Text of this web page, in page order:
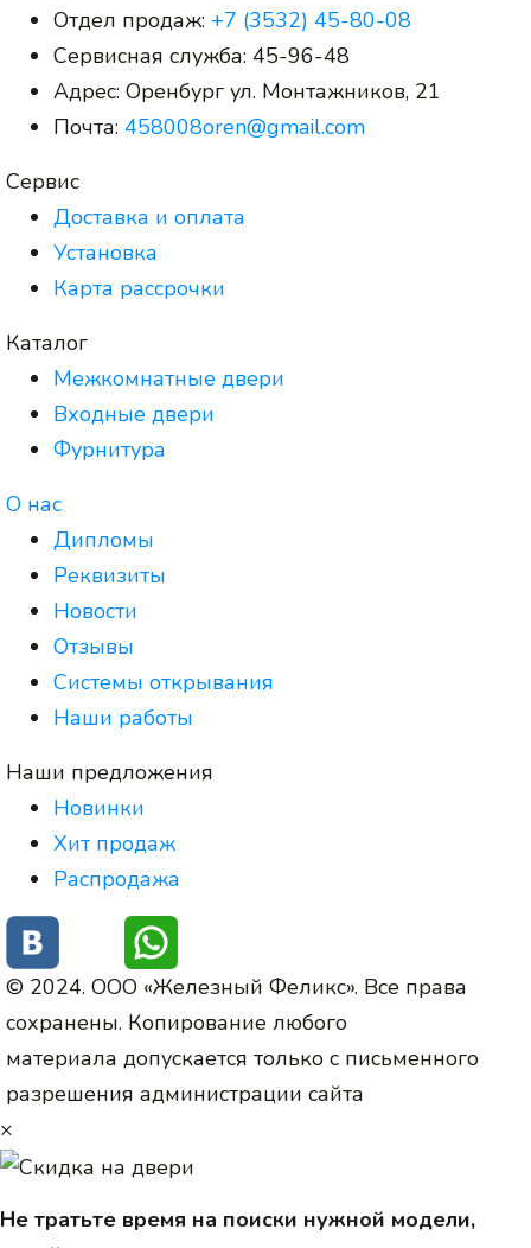
Отдел продаж: +7 (3532) 45-80-08
Сервисная служба: 45-96-48
Адрес: Оренбург ул. Монтажников, 21
Почта: 458008oren@gmail.com
Сервис
Доставка и оплата
Установка
Карта рассрочки
Каталог
Межкомнатные двери
Входные двери
Фурнитура
О нас
Дипломы
Реквизиты
Новости
Отзывы
Системы открывания
Наши работы
Наши предложения
Новинки
Хит продаж
Распродажа
© 2024. ООО «Железный Феликс». Все права
сохранены. Копирование любого
материала допускается только с письменного
разрешения администрации сайта
×
Не тратьте время на поиски нужной модели,